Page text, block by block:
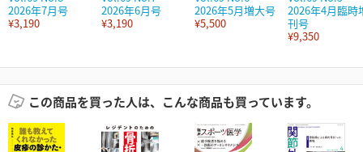
2026年7月号
¥3,190
2026年6月号
¥3,190
2026年5月増大号
¥5,500
2026年4月臨時
刊号
¥9,350
この商品を買った人は、こんな商品も買っています。